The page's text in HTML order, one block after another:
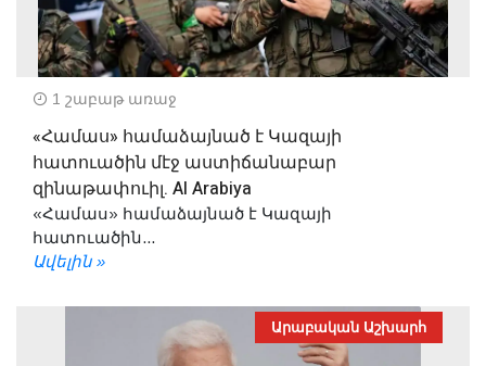
1 շաբաթ առաջ
«Համաս» համաձայնած է Կազայի
հատուածին մէջ աստիճանաբար
զինաթափուիլ. Al Arabiya
«Համաս» համաձայնած է Կազայի
հատուածին...
Ավելին »
Արաբական Աշխարհ